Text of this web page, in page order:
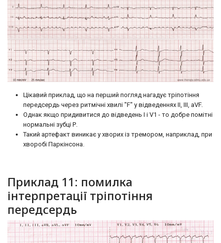
Цікавий приклад, що на перший погляд нагадує тріпотіння
передсердь через ритмічні хвилі "F" у відведеннях II, III, aVF.
Однак якщо придивитися до відведень I і V1 - то добре помітні
нормальні зубці Р.
Такий артефакт виникає у хворих із тремором, наприклад, при
хворобі Паркінсона.
Приклад 11: помилка
інтерпретації тріпотіння
передсердь